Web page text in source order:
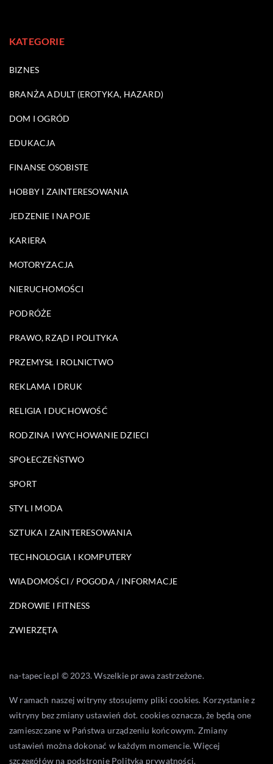
KATEGORIE
BIZNES
BRANŻA ADULT (EROTYKA, HAZARD)
DOM I OGRÓD
EDUKACJA
FINANSE OSOBISTE
HOBBY I ZAINTERESOWANIA
JEDZENIE I NAPOJE
KARIERA
MOTORYZACJA
NIERUCHOMOŚCI
PODRÓŻE
PRAWO, RZĄD I POLITYKA
PRZEMYSŁ I ROLNICTWO
REKLAMA I DRUK
RELIGIA I DUCHOWOŚĆ
RODZINA I WYCHOWANIE DZIECI
SPOŁECZEŃSTWO
SPORT
STYL I MODA
SZTUKA I ZAINTERESOWANIA
TECHNOLOGIA I KOMPUTERY
WIADOMOŚCI / POGODA / INFORMACJE
ZDROWIE I FITNESS
ZWIERZĘTA
na-tapecie.pl © 2023. Wszelkie prawa zastrzeżone.
W ramach naszej witryny stosujemy pliki cookies. Korzystanie z
witryny bez zmiany ustawień dot. cookies oznacza, że będą one
zamieszczane w Państwa urządzeniu końcowym. Zmiany
ustawień można dokonać w każdym momencie. Więcej
szczegółów na podstronie Polityka prywatności.